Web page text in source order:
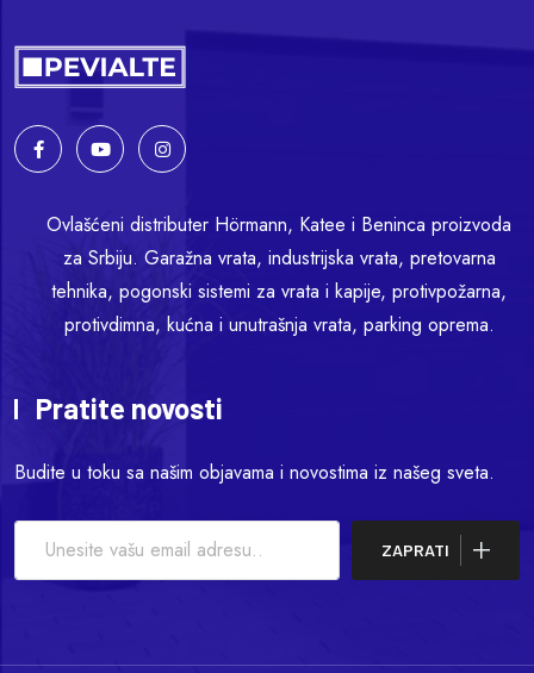
Ovlašćeni distributer Hörmann, Katee i Beninca proizvoda
za Srbiju. Garažna vrata, industrijska vrata, pretovarna
tehnika, pogonski sistemi za vrata i kapije, protivpožarna,
protivdimna, kućna i unutrašnja vrata, parking oprema.
Pratite novosti
Budite u toku sa našim objavama i novostima iz našeg sveta.
ZAPRATI